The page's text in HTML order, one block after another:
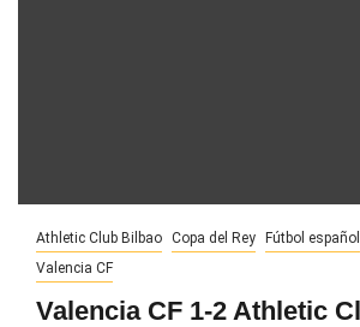
Athletic Club Bilbao Copa del Rey Fútbol español
Valencia CF
Valencia CF 1-2 Athletic